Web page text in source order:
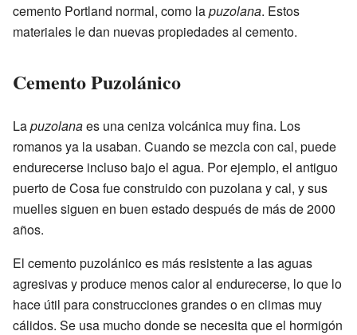
cemento Portland normal, como lapuzolana. Estos
materiales le dan nuevas propiedades al cemento.
Cemento Puzolánico
Lapuzolanaes una ceniza volcánica muy fina. Los
romanos ya la usaban. Cuando se mezcla con cal, puede
endurecerse incluso bajo el agua. Por ejemplo, el antiguo
puerto de Cosa fue construido con puzolana y cal, y sus
muelles siguen en buen estado después de más de 2000
años.
El cemento puzolánico es más resistente a las aguas
agresivas y produce menos calor al endurecerse, lo que lo
hace útil para construcciones grandes o en climas muy
cálidos. Se usa mucho donde se necesita que el hormigón